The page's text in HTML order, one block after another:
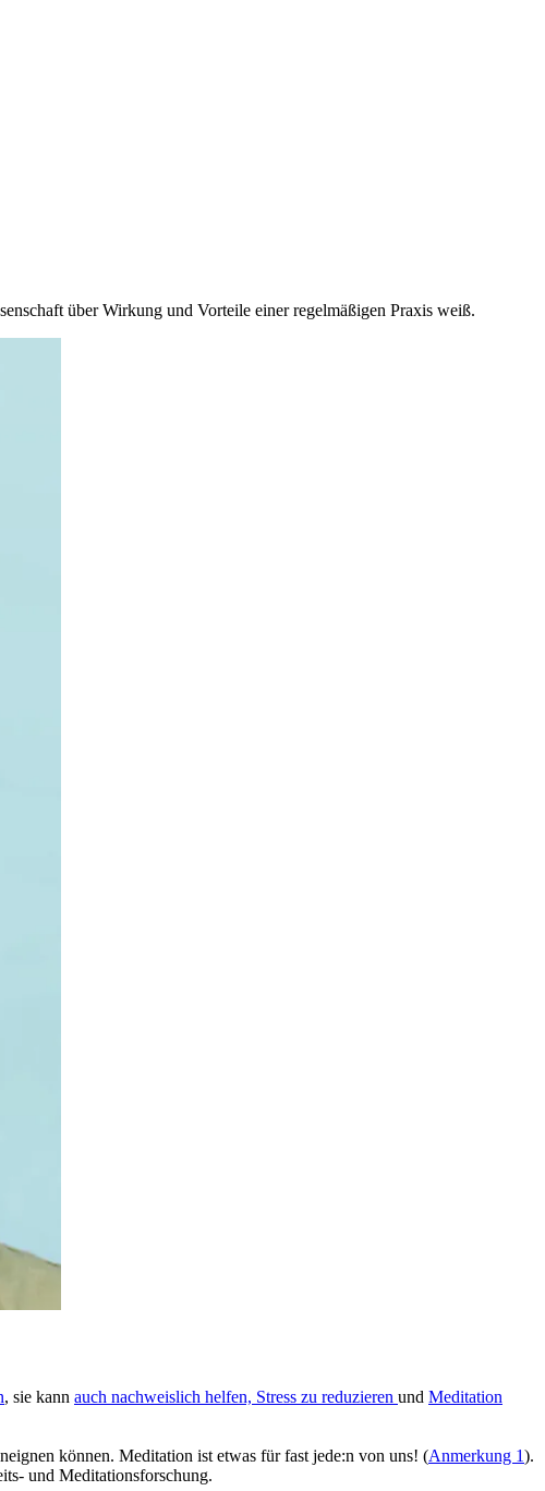
über Wirkung und Vorteile einer regelmäßigen Praxis weiß.
, sie kann auch nachweislich helfen, Stress zu redu­zie­ren und Meditation
können. Meditation ist etwas für fast jede:n von uns! (Anmerkung 1).
und Meditationsforschung.